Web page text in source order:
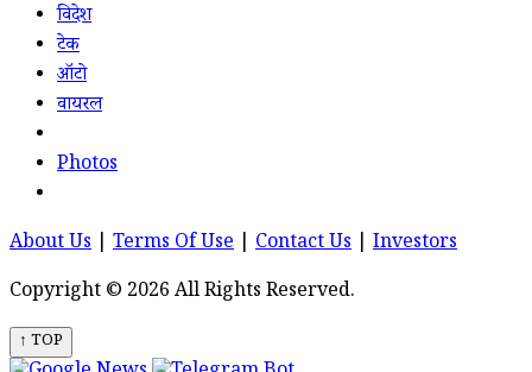
विदेश
टेक
ऑटो
वायरल
Photos
About Us Terms Of Use Contact Us
Investors
Copyright © 2026 All Rights Reserved.
↑ TOP